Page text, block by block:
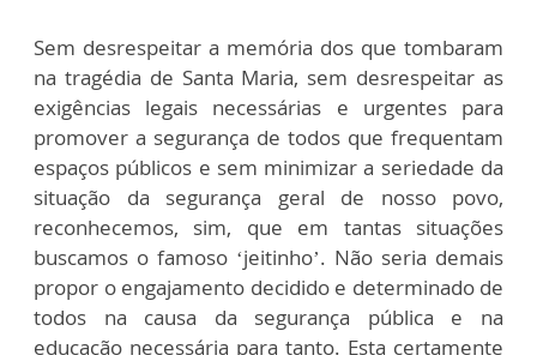
Sem desrespeitar a memória dos que tombaram
na tragédia de Santa Maria, sem desrespeitar as
exigências legais necessárias e urgentes para
promover a segurança de todos que frequentam
espaços públicos e sem minimizar a seriedade da
situação da segurança geral de nosso povo,
reconhecemos, sim, que em tantas situações
buscamos o famoso ‘jeitinho’. Não seria demais
propor o engajamento decidido e determinado de
todos na causa da segurança pública e na
educação necessária para tanto. Esta certamente